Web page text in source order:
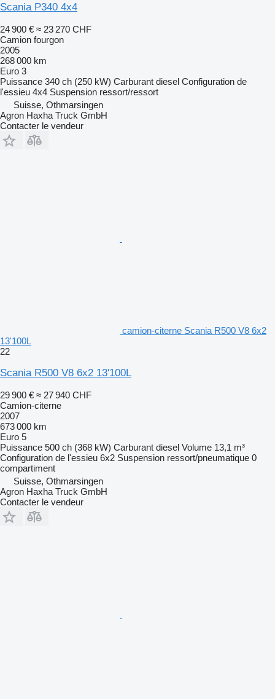
Scania P340 4x4
24 900 € ≈ 23 270 CHF
Camion fourgon
2005
268 000 km
Euro 3
Puissance 340 ch (250 kW) Carburant diesel Configuration de
l'essieu 4x4 Suspension ressort/ressort
Suisse, Othmarsingen
Agron Haxha Truck GmbH
Contacter le vendeur
camion-citerne Scania R500 V8 6x2
13'100L
22
Scania R500 V8 6x2 13'100L
29 900 € ≈ 27 940 CHF
Camion-citerne
2007
673 000 km
Euro 5
Puissance 500 ch (368 kW) Carburant diesel Volume 13,1 m³
Configuration de l'essieu 6x2 Suspension ressort/pneumatique 0
compartiment
Suisse, Othmarsingen
Agron Haxha Truck GmbH
Contacter le vendeur